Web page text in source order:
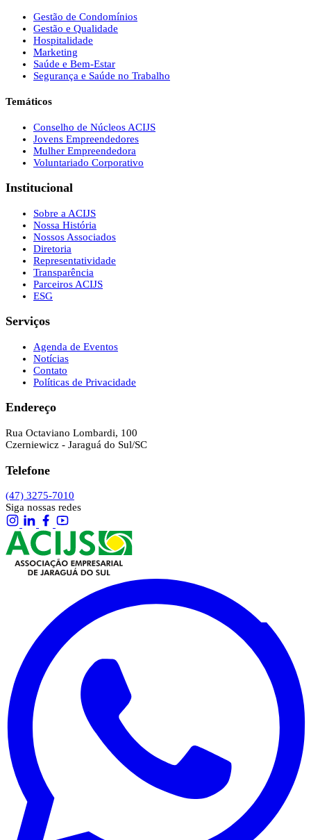
Gestão de Condomínios
Gestão e Qualidade
Hospitalidade
Marketing
Saúde e Bem-Estar
Segurança e Saúde no Trabalho
Temáticos
Conselho de Núcleos ACIJS
Jovens Empreendedores
Mulher Empreendedora
Voluntariado Corporativo
Institucional
Sobre a ACIJS
Nossa História
Nossos Associados
Diretoria
Representatividade
Transparência
Parceiros ACIJS
ESG
Serviços
Agenda de Eventos
Notícias
Contato
Políticas de Privacidade
Endereço
Rua Octaviano Lombardi, 100
Czerniewicz - Jaraguá do Sul/SC
Telefone
(47) 3275-7010
Siga nossas redes